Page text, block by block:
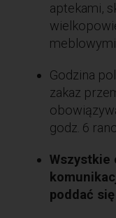
aptekami,
Godzina
zakaz
godz. 6
Wszystkie
poddać